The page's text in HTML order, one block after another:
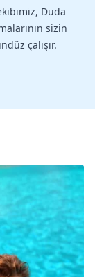
Duda
sizin
çalışır.